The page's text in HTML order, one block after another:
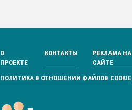
О
ПРОЕКТЕ
КОНТАКТЫ
РЕКЛАМА НА
САЙТЕ
ПОЛИТИКА В ОТНОШЕНИИ ФАЙЛОВ COOKIE